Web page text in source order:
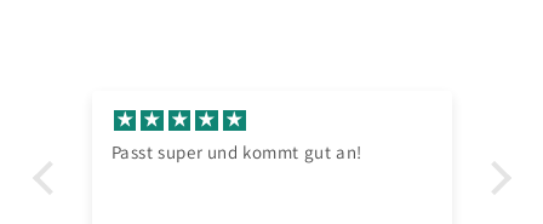
Passt super und kommt gut an!